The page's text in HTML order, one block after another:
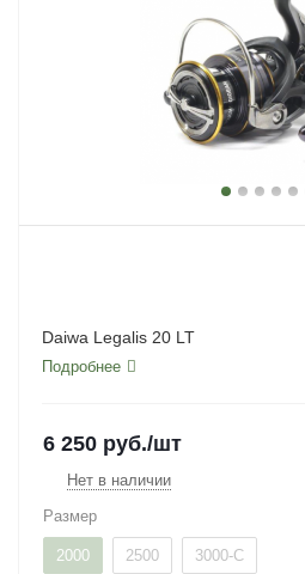
Daiwa Legalis 20 LT
Подробнее
6 250 руб./шт
Нет в наличии
Размер
2000 2500 3000-C